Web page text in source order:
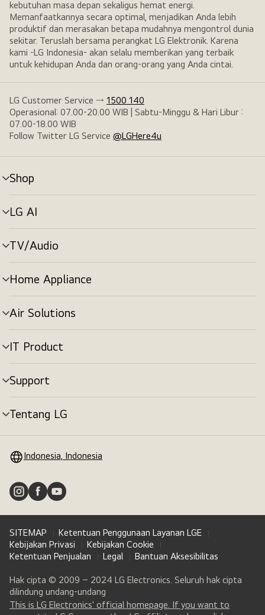
kebutuhan masa depan sekaligus hemat energi.
Memanfaatkannya secara optimal, menjadikan Anda lebih
produktif dan merasakan betapa mudahnya mengontrol dunia
sekitar. Teruslah bersama perangkat LG Elektronik. Karena
kami -LG Indonesia- akan selalu memberikan yang terbaik
untuk kehidupan Anda dan orang-orang yang Anda cintai.
LG Customer Service → 1500 140
Operasional: 07.00-20.00 WIB | Sabtu-Minggu & Hari Libur :
07.00-18.00 WIB
Follow Twitter LG Service @LGHere4u
Shop
tombol
menu
LG AI
tombol
menu
TV/Audio
tombol
menu
Home Appliance
tombol
menu
Air Solutions
tombol
menu
IT Product
tombol
menu
Support
tombol
menu
Tentang LG
tombol
Indonesia, Indonesia
SITEMAP
Ketentuan Penggunaan Layanan LGE
Kebijakan Privasi
Kebijakan Cookie
Ketentuan Penjualan
Legal Bantuan Aksesibilitas
Hak cipta © 2009 – 2024 LG Electronics. Seluruh hak cipta
dilindung undang-undang
This is LG Electronics' official homepage. If you want to